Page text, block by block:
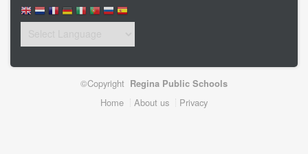
©Copyright Regina Public Schools
Home About us Privacy